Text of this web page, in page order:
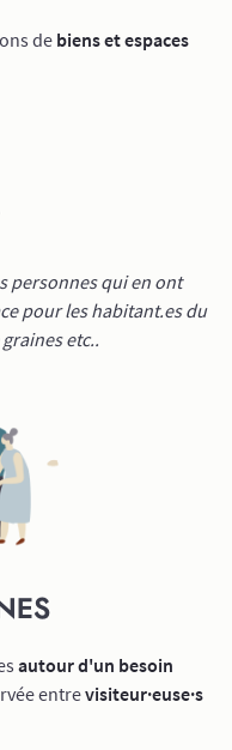
de biens et espaces
personnes qui en ont
pour les habitant.es du
etc..
autour d'un besoin
entrevisiteur·euse·s